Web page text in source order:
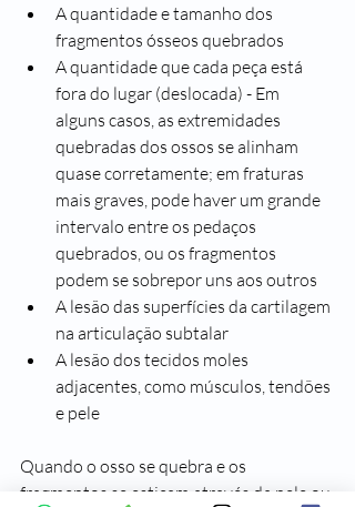
A quantidade e tamanho dos
fragmentos ósseos quebrados
A quantidade que cada peça está
fora do lugar (deslocada) - Em
alguns casos, as extremidades
quebradas dos ossos se alinham
quase corretamente; em fraturas
mais graves, pode haver um grande
intervalo entre os pedaços
quebrados, ou os fragmentos
podem se sobrepor uns aos outros
A lesão das superfícies da cartilagem
na articulação subtalar
A lesão dos tecidos moles
adjacentes, como músculos, tendões
e pele
Quando o osso se quebra e os
fragmentos se esticam através da pele ou